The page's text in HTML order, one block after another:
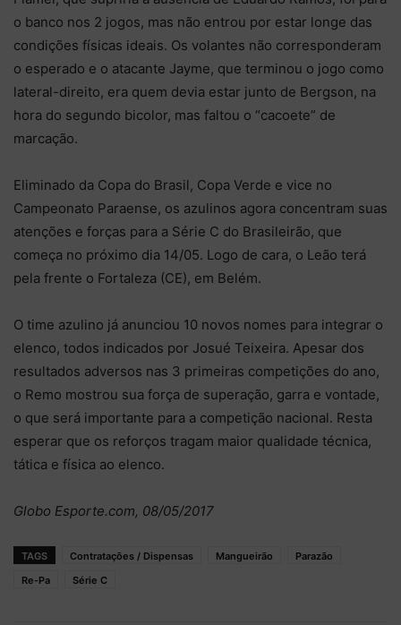
o banco nos 2 jogos, mas não entrou por estar longe das
condições físicas ideais. Os volantes não corresponderam
o esperado e o atacante Jayme, que terminou o jogo como
lateral-direito, era quem devia estar junto de Bergson, na
hora do segundo bicolor, mas faltou o “cacoete” de
marcação.
Eliminado da Copa do Brasil, Copa Verde e vice no
Campeonato Paraense, os azulinos agora concentram suas
atenções e forças para a Série C do Brasileirão, que
começa no próximo dia 14/05. Logo de cara, o Leão terá
pela frente o Fortaleza (CE), em Belém.
O time azulino já anunciou 10 novos nomes para integrar o
elenco, todos indicados por Josué Teixeira. Apesar dos
resultados adversos nas 3 primeiras competições do ano,
o Remo mostrou sua força de superação, garra e vontade,
o que será importante para a competição nacional. Resta
esperar que os reforços tragam maior qualidade técnica,
tática e física ao elenco.
Globo Esporte.com, 08/05/2017
TAGS Contratações / Dispensas Mangueirão
Parazão
Re-Pa
Série C